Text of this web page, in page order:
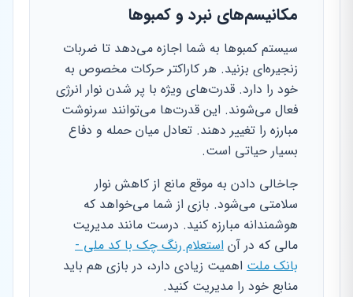
مکانیسم‌های نبرد و کمبوها
سیستم کمبوها به شما اجازه می‌دهد تا ضربات
زنجیره‌ای بزنید. هر کاراکتر حرکات مخصوص به
خود را دارد. قدرت‌های ویژه با پر شدن نوار انرژی
فعال می‌شوند. این قدرت‌ها می‌توانند سرنوشت
مبارزه را تغییر دهند. تعادل میان حمله و دفاع
بسیار حیاتی است.
جاخالی دادن به موقع مانع از کاهش نوار
سلامتی می‌شود. بازی از شما می‌خواهد که
هوشمندانه مبارزه کنید. درست مانند مدیریت
مالی که در آن استعلام رنگ چک با کد ملی -
بانک ملت اهمیت زیادی دارد، در بازی هم باید
منابع خود را مدیریت کنید.